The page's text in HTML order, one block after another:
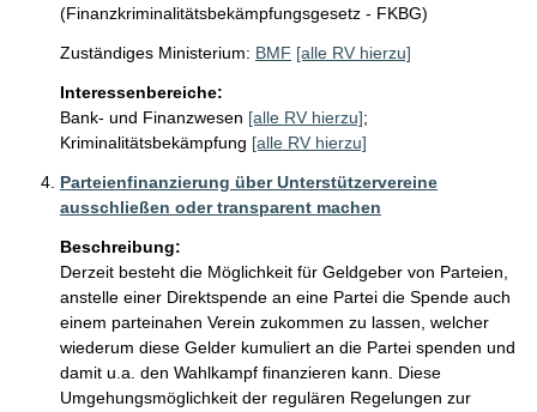
(Finanzkriminalitätsbekämpfungsgesetz - FKBG)
Zuständiges Ministerium: BMF [alle RV hierzu]
Interessenbereiche:
Bank- und Finanzwesen [alle RV hierzu];
Kriminalitätsbekämpfung [alle RV hierzu]
Parteienfinanzierung über Unterstützervereine
ausschließen oder transparent machen
Beschreibung:
Derzeit besteht die Möglichkeit für Geldgeber von Parteien,
anstelle einer Direktspende an eine Partei die Spende auch
einem parteinahen Verein zukommen zu lassen, welcher
wiederum diese Gelder kumuliert an die Partei spenden und
damit u.a. den Wahlkampf finanzieren kann. Diese
Umgehungsmöglichkeit der regulären Regelungen zur